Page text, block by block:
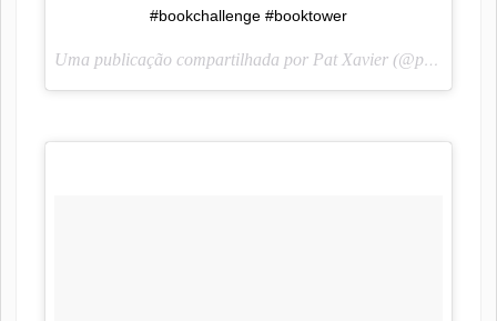
#bookchallenge #booktower
Uma publicação compartilhada por Pat Xavier (@pah_lendoescrevendo) em